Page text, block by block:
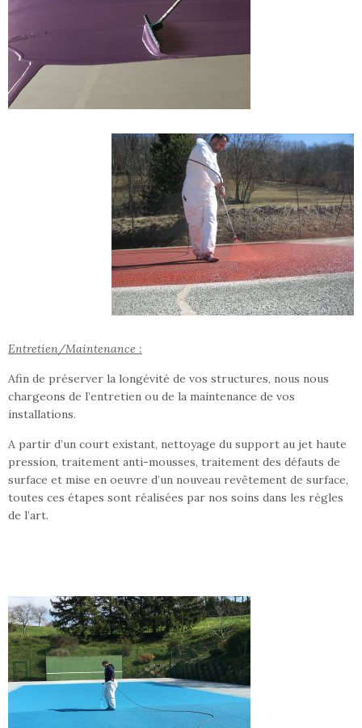
Entretien/Maintenance :
Afin de préserver la longévité de vos structures, nous nous
chargeons de l’entretien ou de la maintenance de vos
installations.
A partir d’un court existant, nettoyage du support au jet haute
pression, traitement anti-mousses, traitement des défauts de
surface et mise en oeuvre d’un nouveau revêtement de surface,
toutes ces étapes sont réalisées par nos soins dans les règles
de l’art.